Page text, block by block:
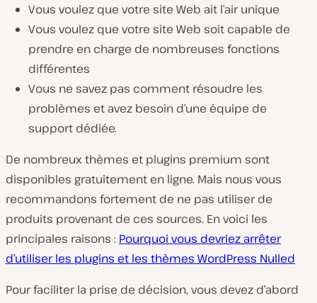
Vous voulez que votre site Web ait l’air unique
Vous voulez que votre site Web soit capable de
prendre en charge de nombreuses fonctions
différentes
Vous ne savez pas comment résoudre les
problèmes et avez besoin d’une équipe de
support dédiée.
De nombreux thèmes et plugins premium sont
disponibles gratuitement en ligne. Mais nous vous
recommandons fortement de ne pas utiliser de
produits provenant de ces sources. En voici les
principales raisons : Pourquoi vous devriez arrêter
d’utiliser les plugins et les thèmes WordPress Nulled
Pour faciliter la prise de décision, vous devez d’abord